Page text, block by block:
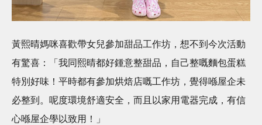
黃熙晴媽咪喜歡帶女兒參加甜品工作坊，想不到今次活動
有驚喜：「我同熙晴都好鍾意整甜品，自己整嘅麵包蛋糕
特別好味！平時都有參加烘焙店嘅工作坊，覺得喺屋企未
必整到。呢度環境舒適安全，而且以家用電器完成，有信
心喺屋企學以致用！」